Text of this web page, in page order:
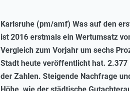
Karlsruhe (pm/amf) Was auf den
ist 2016 erstmals ein Wertumsatz
Vergleich zum Vorjahr um sechs
Stadt heute veröffentlicht hat.
der Zahlen. Steigende Nachfrage